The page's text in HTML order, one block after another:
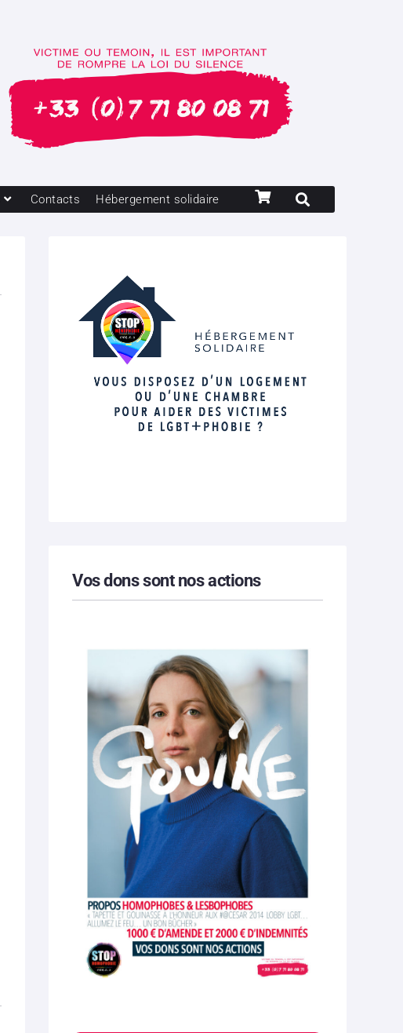
Contacts Hébergement solidaire
Vos dons sont nos actions